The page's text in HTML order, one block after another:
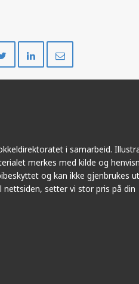
på
på
i samarbeid.
merkes med kilde og
og kan ikke gjenbrukes
setter vi stor pris på din